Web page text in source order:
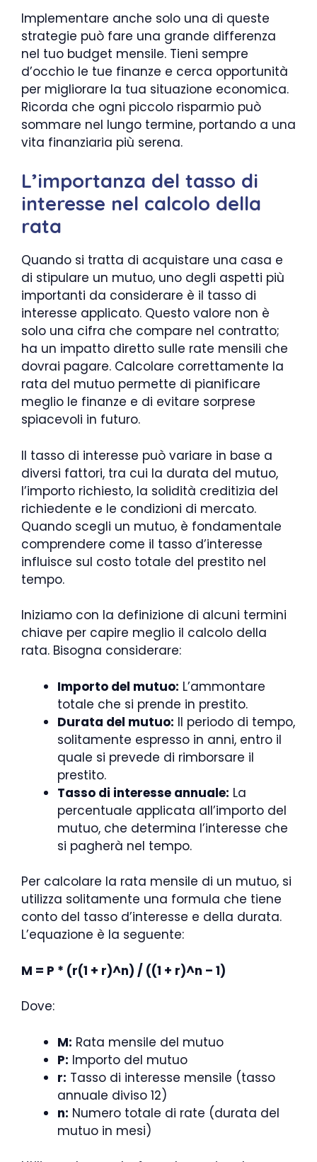
Implementare anche solo una di queste
strategie può fare una grande differenza
nel tuo budget mensile. Tieni sempre
d’occhio le tue finanze e cerca opportunità
per migliorare la tua situazione economica.
Ricorda che ogni piccolo risparmio può
sommare nel lungo termine, portando a una
vita finanziaria più serena.
L’importanza del tasso di
interesse nel calcolo della
rata
Quando si tratta di acquistare una casa e
di stipulare un mutuo, uno degli aspetti più
importanti da considerare è il tasso di
interesse applicato. Questo valore non è
solo una cifra che compare nel contratto;
ha un impatto diretto sulle rate mensili che
dovrai pagare. Calcolare correttamente la
rata del mutuo permette di pianificare
meglio le finanze e di evitare sorprese
spiacevoli in futuro.
Il tasso di interesse può variare in base a
diversi fattori, tra cui la durata del mutuo,
l’importo richiesto, la solidità creditizia del
richiedente e le condizioni di mercato.
Quando scegli un mutuo, è fondamentale
comprendere come il tasso d’interesse
influisce sul costo totale del prestito nel
tempo.
Iniziamo con la definizione di alcuni termini
chiave per capire meglio il calcolo della
rata. Bisogna considerare:
Importo del mutuo: L’ammontare
totale che si prende in prestito.
Durata del mutuo: Il periodo di tempo,
solitamente espresso in anni, entro il
quale si prevede di rimborsare il
prestito.
Tasso di interesse annuale: La
percentuale applicata all’importo del
mutuo, che determina l’interesse che
si pagherà nel tempo.
Per calcolare la rata mensile di un mutuo, si
utilizza solitamente una formula che tiene
conto del tasso d’interesse e della durata.
L’equazione è la seguente:
M = P * (r(1 + r)^n) / ((1 + r)^n – 1)
Dove:
M: Rata mensile del mutuo
P: Importo del mutuo
r: Tasso di interesse mensile (tasso
annuale diviso 12)
n: Numero totale di rate (durata del
mutuo in mesi)